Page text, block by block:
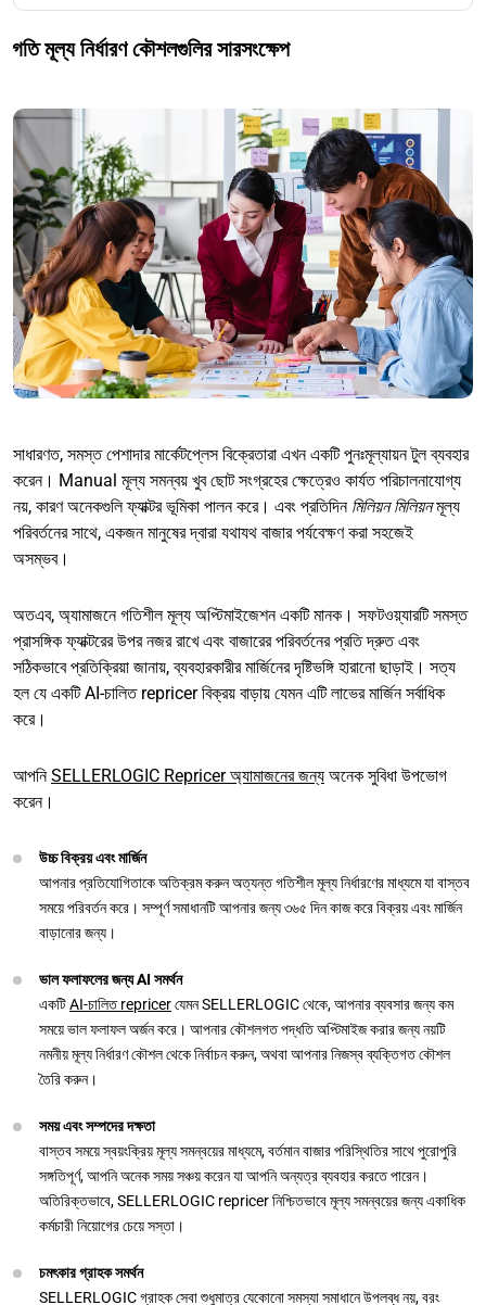
গতি মূল্য নির্ধারণ কৌশলগুলির সারসংক্ষেপ
সাধারণত, সমস্ত পেশাদার মার্কেটপ্লেস বিক্রেতারা এখন একটি পুনঃমূল্যায়ন টুল ব্যবহার
করেন। Manual মূল্য সমন্বয় খুব ছোট সংগ্রহের ক্ষেত্রেও কার্যত পরিচালনাযোগ্য
নয়, কারণ অনেকগুলি ফ্যাক্টর ভূমিকা পালন করে। এবং প্রতিদিন মিলিয়ন মিলিয়নমূল্য
পরিবর্তনের সাথে, একজন মানুষের দ্বারা যথাযথ বাজার পর্যবেক্ষণ করা সহজেই
অসম্ভব।
অতএব, অ্যামাজনে গতিশীল মূল্য অপ্টিমাইজেশন একটি মানক। সফটওয়্যারটি সমস্ত
প্রাসঙ্গিক ফ্যাক্টরের উপর নজর রাখে এবং বাজারের পরিবর্তনের প্রতি দ্রুত এবং
সঠিকভাবে প্রতিক্রিয়া জানায়, ব্যবহারকারীর মার্জিনের দৃষ্টিভঙ্গি হারানো ছাড়াই। সত্য
হল যে একটি AI-চালিত repricer বিক্রয় বাড়ায় যেমন এটি লাভের মার্জিন সর্বাধিক
করে।
আপনিSELLERLOGIC Repricer অ্যামাজনের জন্য অনেক সুবিধা উপভোগ
করেন।
উচ্চ বিক্রয় এবং মার্জিন
আপনার প্রতিযোগিতাকে অতিক্রম করুন অত্যন্ত গতিশীল মূল্য নির্ধারণের মাধ্যমে যা বাস্তব
সময়ে পরিবর্তন করে। সম্পূর্ণ সমাধানটি আপনার জন্য ৩৬৫ দিন কাজ করে বিক্রয় এবং মার্জিন
বাড়ানোর জন্য।
ভাল ফলাফলের জন্য AI সমর্থন
একটিAI-চালিত repricerযেমন SELLERLOGIC থেকে, আপনার ব্যবসার জন্য কম
সময়ে ভাল ফলাফল অর্জন করে। আপনার কৌশলগত পদ্ধতি অপ্টিমাইজ করার জন্য নয়টি
নমনীয় মূল্য নির্ধারণ কৌশল থেকে নির্বাচন করুন, অথবা আপনার নিজস্ব ব্যক্তিগত কৌশল
তৈরি করুন।
সময় এবং সম্পদের দক্ষতা
বাস্তব সময়ে স্বয়ংক্রিয় মূল্য সমন্বয়ের মাধ্যমে, বর্তমান বাজার পরিস্থিতির সাথে পুরোপুরি
সঙ্গতিপূর্ণ, আপনি অনেক সময় সঞ্চয় করেন যা আপনি অন্যত্র ব্যবহার করতে পারেন।
অতিরিক্তভাবে, SELLERLOGIC repricer নিশ্চিতভাবে মূল্য সমন্বয়ের জন্য একাধিক
কর্মচারী নিয়োগের চেয়ে সস্তা।
চমৎকার গ্রাহক সমর্থন
SELLERLOGIC গ্রাহক সেবা শুধুমাত্র যেকোনো সমস্যা সমাধানে উপলব্ধ নয়, বরং